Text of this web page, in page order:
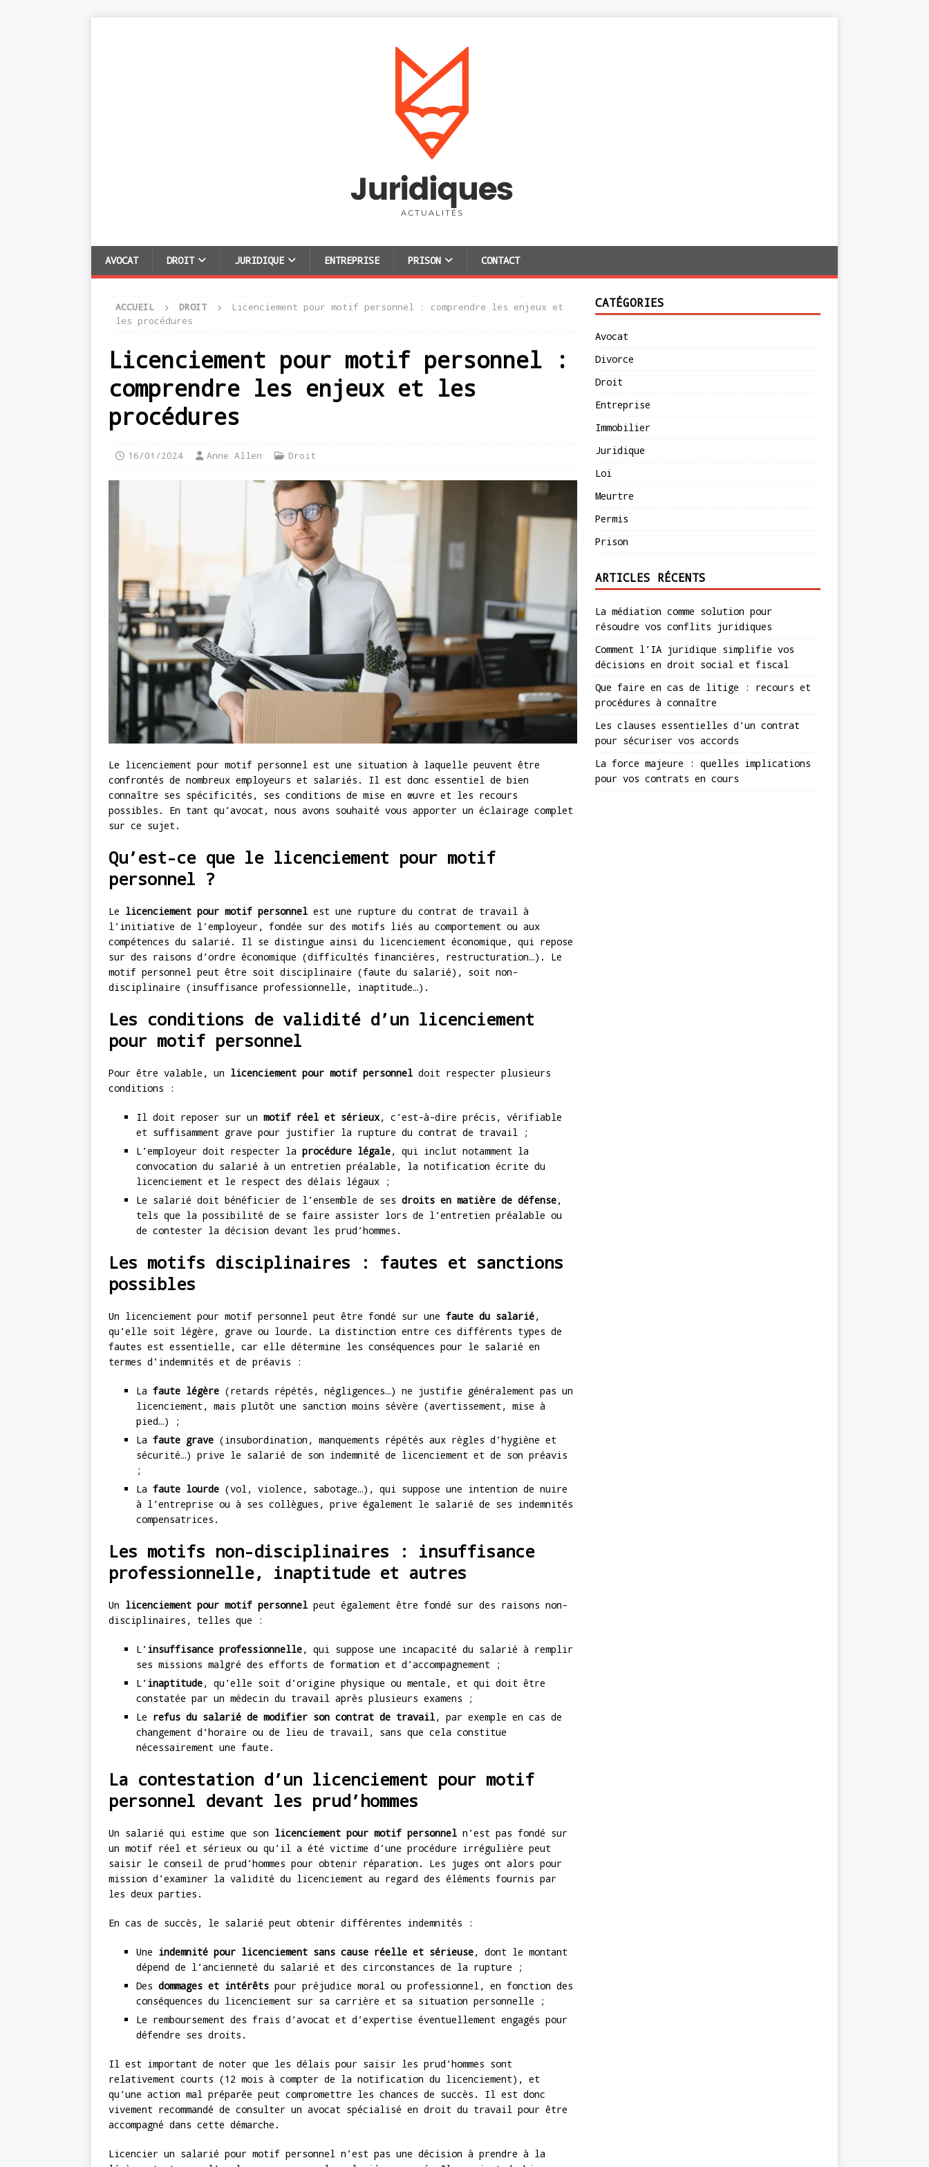
AVOCAT DROIT JURIDIQUE ENTREPRISE PRISON CONTACT
ACCUEIL DROIT
Licenciement pour motif personnel : comprendre les enjeux et
les procédures
Licenciement pour motif personnel :
comprendre les enjeux et les
procédures
16/01/2024 Anne Allen Droit
Le licenciement pour motif personnel est une situation à laquelle peuvent être
confrontés de nombreux employeurs et salariés. Il est donc essentiel de bien
connaître ses spécificités, ses conditions de mise en œuvre et les recours
possibles. En tant qu’avocat, nous avons souhaité vous apporter un éclairage complet
sur ce sujet.
Qu’est-ce que le licenciement pour motif
personnel ?
Le licenciement pour motif personnel est une rupture du contrat de travail à
l’initiative de l’employeur, fondée sur des motifs liés au comportement ou aux
compétences du salarié. Il se distingue ainsi du licenciement économique, qui repose
sur des raisons d’ordre économique (difficultés financières, restructuration…). Le
motif personnel peut être soit disciplinaire (faute du salarié), soit non-
disciplinaire (insuffisance professionnelle, inaptitude…).
Les conditions de validité d’un licenciement
pour motif personnel
Pour être valable, un licenciement pour motif personnel doit respecter plusieurs
conditions :
Il doit reposer sur un motif réel et sérieux, c’est-à-dire précis, vérifiable
et suffisamment grave pour justifier la rupture du contrat de travail ;
L’employeur doit respecter la procédure légale, qui inclut notamment la
convocation du salarié à un entretien préalable, la notification écrite du
licenciement et le respect des délais légaux ;
Le salarié doit bénéficier de l’ensemble de ses droits en matière de défense,
tels que la possibilité de se faire assister lors de l’entretien préalable ou
de contester la décision devant les prud’hommes.
Les motifs disciplinaires : fautes et sanctions
possibles
Un licenciement pour motif personnel peut être fondé sur une faute du salarié,
qu’elle soit légère, grave ou lourde. La distinction entre ces différents types de
fautes est essentielle, car elle détermine les conséquences pour le salarié en
termes d’indemnités et de préavis :
La faute légère (retards répétés, négligences…) ne justifie généralement pas un
licenciement, mais plutôt une sanction moins sévère (avertissement, mise à
pied…) ;
La faute grave (insubordination, manquements répétés aux règles d’hygiène et
sécurité…) prive le salarié de son indemnité de licenciement et de son préavis
;
La faute lourde (vol, violence, sabotage…), qui suppose une intention de nuire
à l’entreprise ou à ses collègues, prive également le salarié de ses indemnités
compensatrices.
Les motifs non-disciplinaires : insuffisance
professionnelle, inaptitude et autres
Un licenciement pour motif personnel peut également être fondé sur des raisons non-
disciplinaires, telles que :
L’insuffisance professionnelle, qui suppose une incapacité du salarié à remplir
ses missions malgré des efforts de formation et d’accompagnement ;
L’inaptitude, qu’elle soit d’origine physique ou mentale, et qui doit être
constatée par un médecin du travail après plusieurs examens ;
Le refus du salarié de modifier son contrat de travail, par exemple en cas de
changement d’horaire ou de lieu de travail, sans que cela constitue
nécessairement une faute.
La contestation d’un licenciement pour motif
personnel devant les prud’hommes
Un salarié qui estime que son licenciement pour motif personnel n’est pas fondé sur
un motif réel et sérieux ou qu’il a été victime d’une procédure irrégulière peut
saisir le conseil de prud’hommes pour obtenir réparation. Les juges ont alors pour
mission d’examiner la validité du licenciement au regard des éléments fournis par
les deux parties.
En cas de succès, le salarié peut obtenir différentes indemnités :
Une indemnité pour licenciement sans cause réelle et sérieuse, dont le montant
dépend de l’ancienneté du salarié et des circonstances de la rupture ;
Des dommages et intérêts pour préjudice moral ou professionnel, en fonction des
conséquences du licenciement sur sa carrière et sa situation personnelle ;
Le remboursement des frais d’avocat et d’expertise éventuellement engagés pour
défendre ses droits.
Il est important de noter que les délais pour saisir les prud’hommes sont
relativement courts (12 mois à compter de la notification du licenciement), et
qu’une action mal préparée peut compromettre les chances de succès. Il est donc
vivement recommandé de consulter un avocat spécialisé en droit du travail pour être
accompagné dans cette démarche.
Licencier un salarié pour motif personnel n’est pas une décision à prendre à la
CATÉGORIES
Avocat
Divorce
Droit
Entreprise
Immobilier
Juridique
Loi
Meurtre
Permis
Prison
ARTICLES RÉCENTS
La médiation comme solution pour
résoudre vos conflits juridiques
Comment l’IA juridique simplifie vos
décisions en droit social et fiscal
Que faire en cas de litige : recours et
procédures à connaître
Les clauses essentielles d’un contrat
pour sécuriser vos accords
La force majeure : quelles implications
pour vos contrats en cours